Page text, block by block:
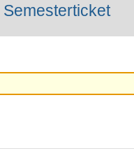
Semesterticket